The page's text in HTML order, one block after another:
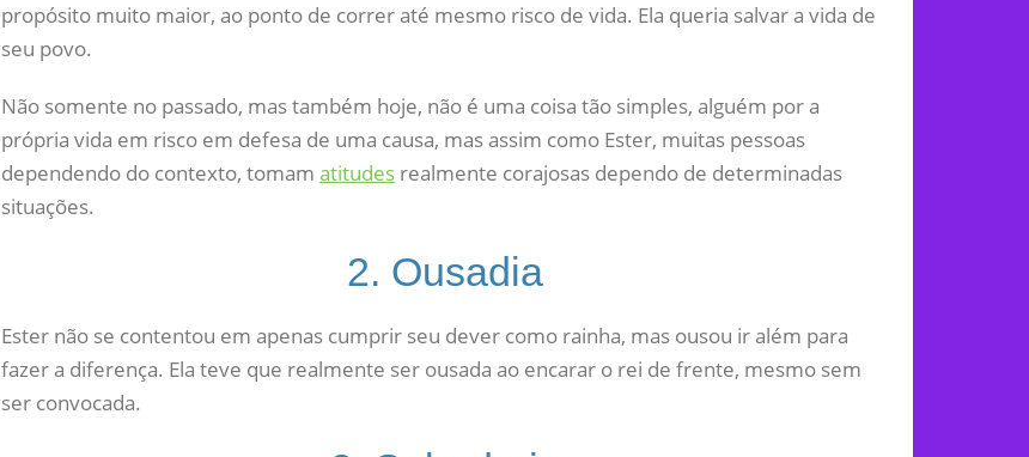
propósito muito maior, ao ponto de correr até mesmo risco de vida. Ela queria salvar a vida de
seu povo.
Não somente no passado, mas também hoje, não é uma coisa tão simples, alguém por a
própria vida em risco em defesa de uma causa, mas assim como Ester, muitas pessoas
dependendo do contexto, tomam atitudes realmente corajosas dependo de determinadas
situações.
2. Ousadia
Ester não se contentou em apenas cumprir seu dever como rainha, mas ousou ir além para
fazer a diferença. Ela teve que realmente ser ousada ao encarar o rei de frente, mesmo sem
ser convocada.